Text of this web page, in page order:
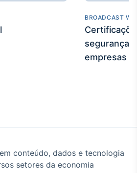
BROADCAST
segurança
empresas
conteúdo, dados e tecnologia
setores da economia